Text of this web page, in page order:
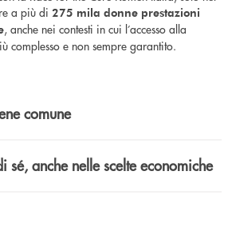
a più di 275 mila donne prestazioni
, anche nei contesti in cui l’accesso alla
complesso e non sempre garantito.
comune
sé, anche nelle scelte economiche